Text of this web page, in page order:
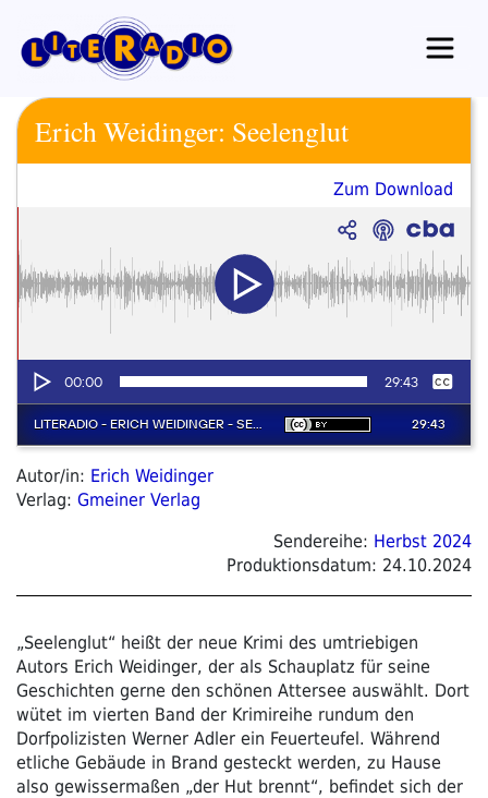
Inhalt
springen
Erich Weidinger: Seelenglut
Zum Download
Autor/in: Erich Weidinger
Verlag: Gmeiner Verlag
Sendereihe: Herbst 2024
Produktionsdatum: 24.10.2024
„Seelenglut“ heißt der neue Krimi des umtriebigen
Autors Erich Weidinger, der als Schauplatz für seine
Geschichten gerne den schönen Attersee auswählt. Dort
wütet im vierten Band der Krimireihe rundum den
Dorfpolizisten Werner Adler ein Feuerteufel. Während
etliche Gebäude in Brand gesteckt werden, zu Hause
also gewissermaßen „der Hut brennt“, befindet sich der